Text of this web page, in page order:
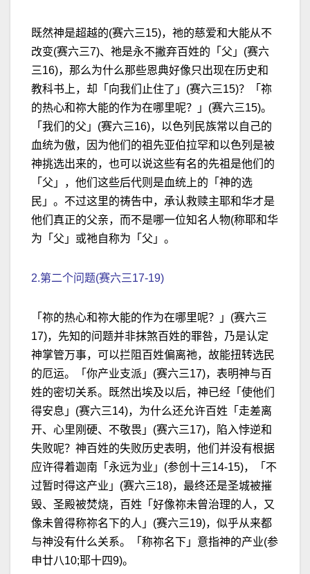
既然神是超越的(赛六三15)，祂的慈爱和大能从不
改变(赛六三7)、祂是永不撇弃百姓的「父」(赛六
三16)，那么为什么那些恩典好像只出现在历史和
教科书上，却「向我们止住了」(赛六三15)？「祢
的热心和祢大能的作为在哪里呢？」(赛六三15)。
「我们的父」(赛六三16)，以色列民族常以自己的
血统为傲，因为他们的祖先亚伯拉罕和以色列是被
神挑选出来的，也可以说这些有名的先祖是他们的
「父」，他们这些后代则是血统上的「神的选
民」。不过这里的祷告中，承认救赎主耶和华才是
他们真正的父亲，而不是哪一位知名人物(称耶和华
为「父」或祂自称为「父」。
2.第二个问题(赛六三17-19)
「祢的热心和祢大能的作为在哪里呢？」(赛六三
17)，先知的问题并非抹煞百姓的罪咎，乃是认定
神掌管万事，可以拦阻百姓偏离祂，故能扭转选民
的厄运。「你产业支派」(赛六三17)，表明神与百
姓的密切关系。既然出埃及以后，神已经「使他们
得安息」(赛六三14)，为什么还允许百姓「走差离
开、心里刚硬、不敬畏」(赛六三17)，陷入悖逆和
失败呢？神百姓的失败历史表明，他们并没有根据
应许得着迦南「永远为业」(参创十三14-15)，「不
过暂时得这产业」(赛六三18)，最终还是圣城被摧
毁、圣殿被焚烧，百姓「好像祢未曾治理的人，又
像未曾得称祢名下的人」(赛六三19)，似乎从来都
与神没有什么关系。「称祢名下」意指神的产业(参
申廿八10;耶十四9)。